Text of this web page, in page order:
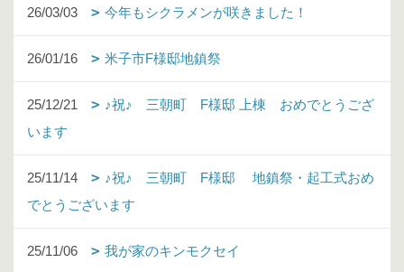
26/03/03 今年もシクラメンが咲きました！
26/01/16 米子市F様邸地鎮祭
25/12/21
♪祝♪ 三朝町 F様邸 上棟 おめでとうござ
います
25/11/14
♪祝♪ 三朝町 F様邸 地鎮祭・起工式おめ
でとうございます
25/11/06 我が家のキンモクセイ